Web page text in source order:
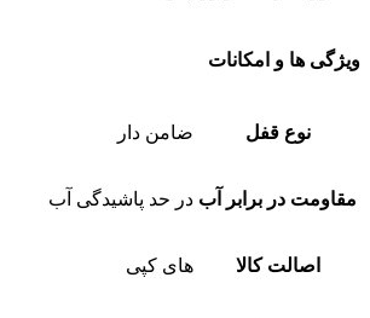
ویژگی ها و امکانات
نوع قفل ضامن دار
مقاومت در برابر آب در حد پاشیدگی آب
اصالت کالا های کپی